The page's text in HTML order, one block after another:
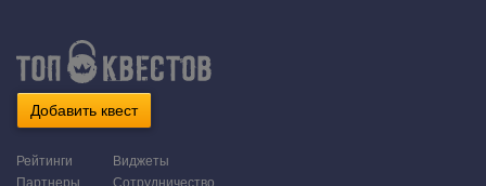
Добавить квест
Рейтинги
Виджеты